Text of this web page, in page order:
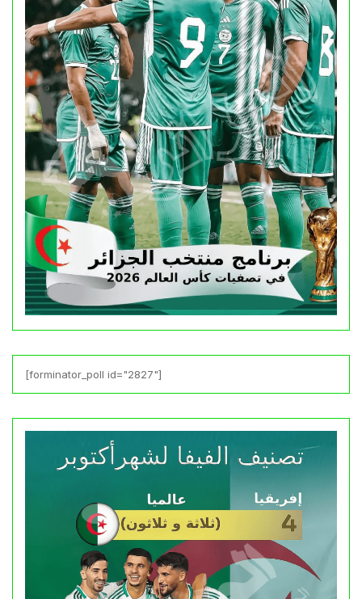
[forminator_poll id="2827"]